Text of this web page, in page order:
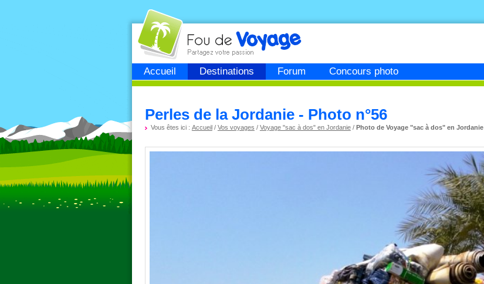
Accueil Destinations Forum Concours photo
Fou devoyage
Perles de la Jordanie - Photo n°56
Vous êtes ici : Accueil/ Vos voyages / Voyage "sac à dos" en Jordanie/ Photo de Voyage "sac à dos" en Jordanie